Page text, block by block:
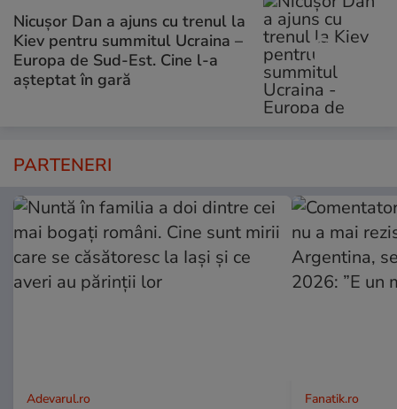
Nicușor Dan a ajuns cu trenul la
Kiev pentru summitul Ucraina –
Europa de Sud-Est. Cine l-a
așteptat în gară
PARTENERI
Adevarul.ro Fanatik.ro